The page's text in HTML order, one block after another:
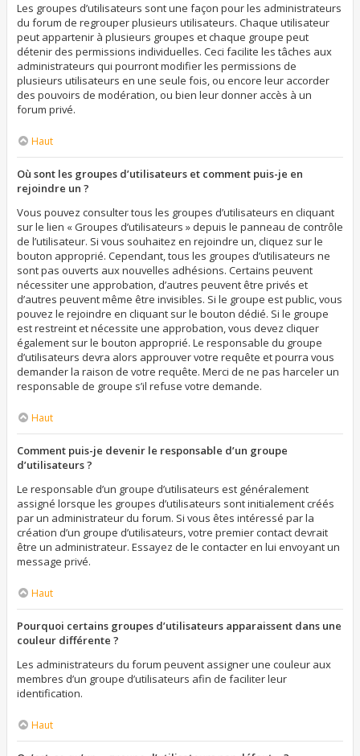
Les groupes d’utilisateurs sont une façon pour les administrateurs
du forum de regrouper plusieurs utilisateurs. Chaque utilisateur
peut appartenir à plusieurs groupes et chaque groupe peut
détenir des permissions individuelles. Ceci facilite les tâches aux
administrateurs qui pourront modifier les permissions de
plusieurs utilisateurs en une seule fois, ou encore leur accorder
des pouvoirs de modération, ou bien leur donner accès à un
forum privé.
Haut
Où sont les groupes d’utilisateurs et comment puis-je en
rejoindre un ?
Vous pouvez consulter tous les groupes d’utilisateurs en cliquant
sur le lien « Groupes d’utilisateurs » depuis le panneau de contrôle
de l’utilisateur. Si vous souhaitez en rejoindre un, cliquez sur le
bouton approprié. Cependant, tous les groupes d’utilisateurs ne
sont pas ouverts aux nouvelles adhésions. Certains peuvent
nécessiter une approbation, d’autres peuvent être privés et
d’autres peuvent même être invisibles. Si le groupe est public, vous
pouvez le rejoindre en cliquant sur le bouton dédié. Si le groupe
est restreint et nécessite une approbation, vous devez cliquer
également sur le bouton approprié. Le responsable du groupe
d’utilisateurs devra alors approuver votre requête et pourra vous
demander la raison de votre requête. Merci de ne pas harceler un
responsable de groupe s’il refuse votre demande.
Haut
Comment puis-je devenir le responsable d’un groupe
d’utilisateurs ?
Le responsable d’un groupe d’utilisateurs est généralement
assigné lorsque les groupes d’utilisateurs sont initialement créés
par un administrateur du forum. Si vous êtes intéressé par la
création d’un groupe d’utilisateurs, votre premier contact devrait
être un administrateur. Essayez de le contacter en lui envoyant un
message privé.
Haut
Pourquoi certains groupes d’utilisateurs apparaissent dans une
couleur différente ?
Les administrateurs du forum peuvent assigner une couleur aux
membres d’un groupe d’utilisateurs afin de faciliter leur
identification.
Haut